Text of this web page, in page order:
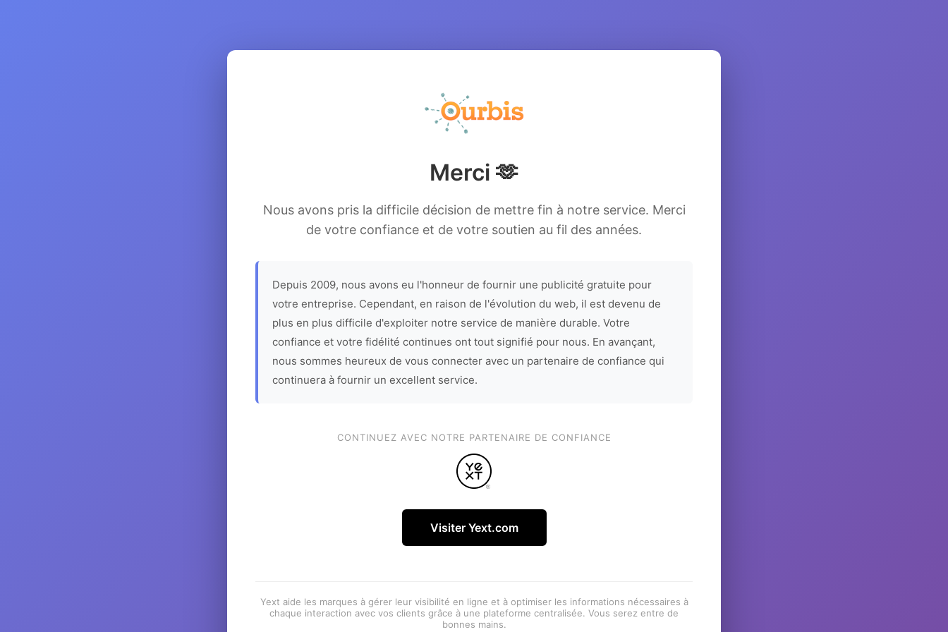
Merci 🫶
Nous avons pris la difficile décision de mettre fin à notre service. Merci
de votre confiance et de votre soutien au fil des années.
Depuis 2009, nous avons eu l'honneur de fournir une publicité gratuite pour
votre entreprise. Cependant, en raison de l'évolution du web, il est devenu de
plus en plus difficile d'exploiter notre service de manière durable. Votre
confiance et votre fidélité continues ont tout signifié pour nous. En avançant,
nous sommes heureux de vous connecter avec un partenaire de confiance qui
continuera à fournir un excellent service.
CONTINUEZ AVEC NOTRE PARTENAIRE DE CONFIANCE
Visiter Yext.com
Yext aide les marques à gérer leur visibilité en ligne et à optimiser les informations nécessaires à
chaque interaction avec vos clients grâce à une plateforme centralisée. Vous serez entre de
bonnes mains.